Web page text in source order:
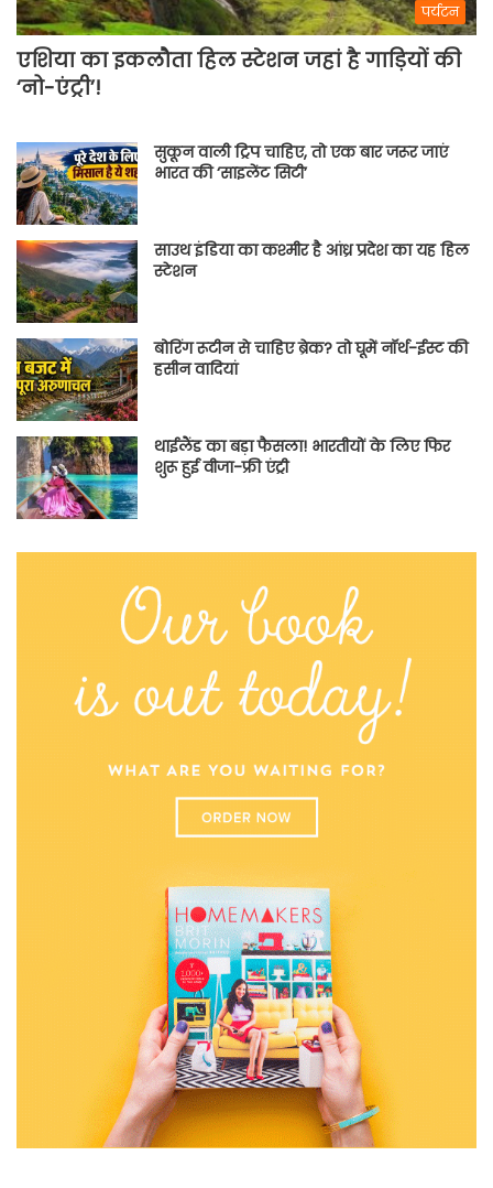
पर्यटन
एशिया का इकलौता हिल स्टेशन जहां है गाड़ियों की
‘नो-एंट्री’!
सुकून वाली ट्रिप चाहिए, तो एक बार जरूर जाएं
भारत की ‘साइलेंट सिटी’
साउथ इंडिया का कश्मीर है आंध्र प्रदेश का यह हिल
स्टेशन
बोरिंग रूटीन से चाहिए ब्रेक? तो घूमें नॉर्थ-ईस्ट की
हसीन वादियां
थाईलैंड का बड़ा फैसला! भारतीयों के लिए फिर
शुरू हुई वीजा-फ्री एंट्री